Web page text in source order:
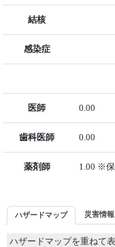
結核
感染症
医師 0.00
歯科医師 0.00
薬剤師 1.00 ※
ハザードマップ 災害情報
ハザードマップを重ねて